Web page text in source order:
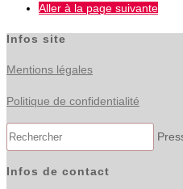
Aller à la page suivante
Infos site
Mentions légales
Politique de confidentialité
Infos de contact